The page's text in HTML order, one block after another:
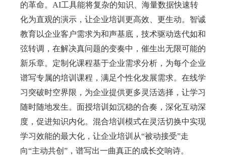
的革命。AI工具能将复杂的知识、海量数据快速转
化为直观的演示，让企业培训 更高效、更生动。智诚
教育以企业客户需求为和声基底，技术驱动迭代如和
弦转调，在解决真问题的变奏中，催生出无限可能的
新乐章。定制化课程基于企业需求分析，为每个企业
谱写专属的培训课程，满足个性化发展需求。在线学
习突破时空界限，为企业提供更多灵活选择，让学习
随时随地发生。面授培训如沉稳的合奏，深化互动深
度，促进知识内化。混合培训 模式在灵活切换中实现
学习效能的最大化，让企业培训从“被动接受”走
向“主动共创”，谱写出一曲真正的成长交响诗。